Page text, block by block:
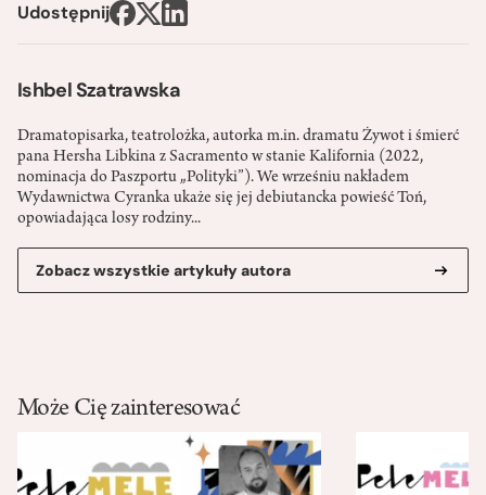
Ishbel Szatrawska
Dramatopisarka, teatrolożka, autorka m.in. dramatu Żywot i śmierć
pana Hersha Libkina z Sacramento w stanie Kalifornia (2022,
nominacja do Paszportu „Polityki”). We wrześniu nakładem
Wydawnictwa Cyranka ukaże się jej debiutancka powieść Toń,
opowiadająca losy rodziny...
Zobacz wszystkie artykuły autora
Udostępnij
Może Cię zainteresować